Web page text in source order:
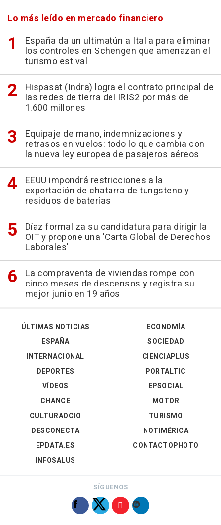
Lo más leído en mercado financiero
España da un ultimatún a Italia para eliminar
los controles en Schengen que amenazan el
turismo estival
Hispasat (Indra) logra el contrato principal de
las redes de tierra del IRIS2 por más de
1.600 millones
Equipaje de mano, indemnizaciones y
retrasos en vuelos: todo lo que cambia con
la nueva ley europea de pasajeros aéreos
EEUU impondrá restricciones a la
exportación de chatarra de tungsteno y
residuos de baterías
Díaz formaliza su candidatura para dirigir la
OIT y propone una 'Carta Global de Derechos
Laborales'
La compraventa de viviendas rompe con
cinco meses de descensos y registra su
mejor junio en 19 años
ÚLTIMAS NOTICIAS
ESPAÑA
INTERNACIONAL
DEPORTES
VÍDEOS
ECONOMÍA
SOCIEDAD
CIENCIAPLUS
PORTALTIC
EPSOCIAL
CHANCE
CULTURAOCIO
DESCONECTA
EPDATA.ES
INFOSALUS
MOTOR
TURISMO
NOTIMÉRICA
CONTACTOPHOTO
SÍGUENOS